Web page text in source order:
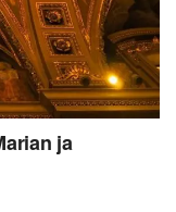
ja